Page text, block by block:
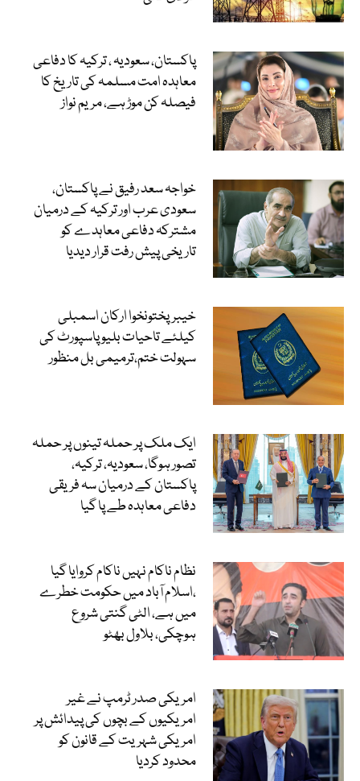
پاکستان، سعودیہ ، ترکیہ کا دفاعی
معاہدہ امت مسلمہ کی تاریخ کا
فیصلہ کن موڑ ہے، مریم نواز
خواجہ سعد رفیق نے پاکستان،
سعودی عرب اور ترکیہ کے درمیان
مشترکہ دفاعی معاہدے کو
تاریخی پیش رفت قرار دیدیا
خیبرپختونخوا ارکان اسمبلی
کیلئے تاحیات بلیو پاسپورٹ کی
سہولت ختم،ترمیمی بل منظور
ایک ملک پر حملہ تینوں پر حملہ
تصور ہوگا، سعودیہ، ترکیہ،
پاکستان کے درمیان سہ فریقی
دفاعی معاہدہ طے پا گیا
نظام ناکام نہیں ناکام کروایا گیا
،اسلام آباد میں حکومت خطرے
میں ہے، الٹی گنتی شروع
ہوچکی، بلاول بھٹو
امریکی صدر ٹرمپ نے غیر
امریکیوں کے بچوں کی پیدائش پر
امریکی شہریت کے قانون کو
محدود کردیا